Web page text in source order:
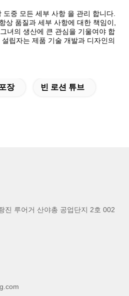
중 모든 세부 사항 을 관리 합니다.
상 품질과 세부 사항에 대한 책임이,
녀의 생산에 큰 관심을 기울여야 합
립자는 제품 기술 개발과 디자인의
장 빈 로션 튜브
진 루어거 산야총 공업단지 2호 002